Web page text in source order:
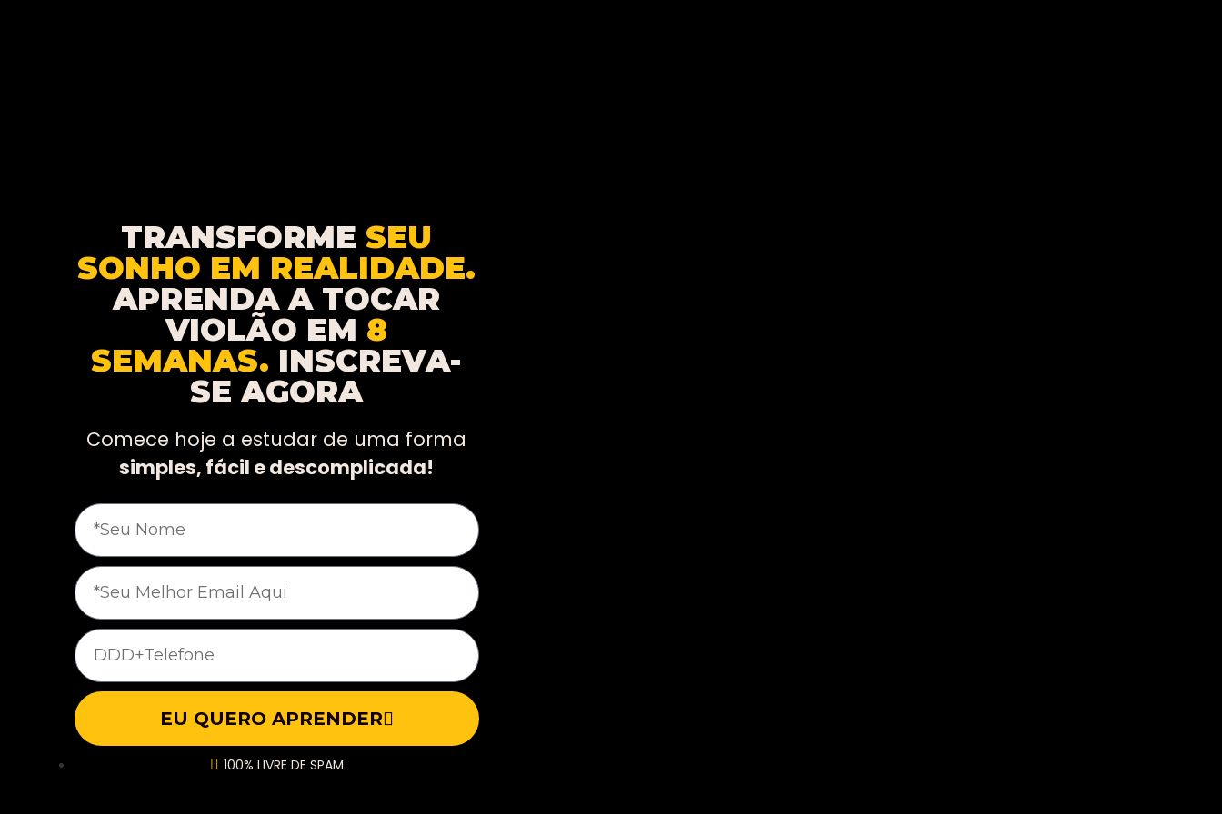
TRANSFORMESEU
SONHO EM REALIDADE.
APRENDA A TOCAR
VIOLÃO EM 8
SEMANAS. INSCREVA-
SE AGORA
Comece hoje a estudar de uma forma
simples, fácil e descomplicada!
EU QUERO APRENDER
100% LIVRE DE SPAM